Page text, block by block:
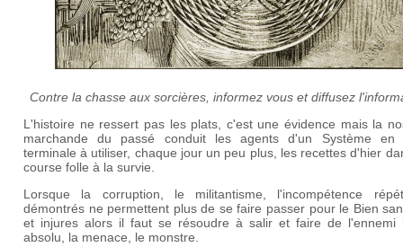
Contre la chasse aux sorcières, informez vous et diffusez
L'histoire ne ressert pas les plats, c'est une évidence mais la
marchande du passé conduit les agents d'un Système en
terminale à utiliser, chaque jour un peu plus, les recettes d'hier
course folle à la survie.
Lorsque la corruption, le militantisme, l'incompétence
démontrés ne permettent plus de se faire passer pour le Bien
et injures alors il faut se résoudre à salir et faire de l'ennemi
absolu, la menace, le monstre.